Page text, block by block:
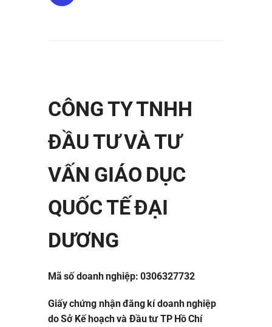
CÔNG TY TNHH
ĐẦU TƯ VÀ TƯ
VẤN GIÁO DỤC
QUỐC TẾ ĐẠI
DƯƠNG
Mã số doanh nghiệp: 0306327732
Giấy chứng nhận đăng kí doanh nghiệp
do Sở Kế hoạch và Đầu tư TP Hồ Chí